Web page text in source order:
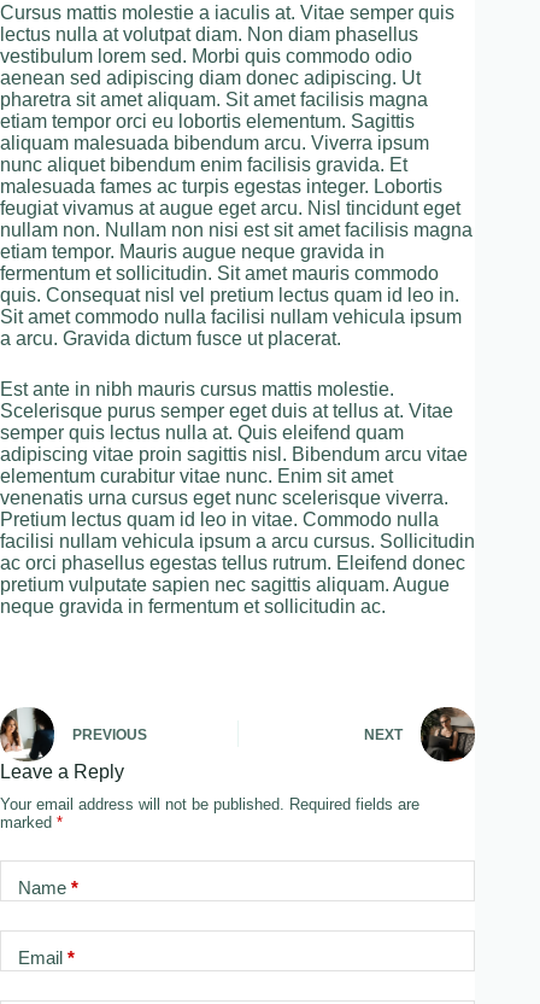
Cursus mattis molestie a iaculis at. Vitae semper quis
lectus nulla at volutpat diam. Non diam phasellus
vestibulum lorem sed. Morbi quis commodo odio
aenean sed adipiscing diam donec adipiscing. Ut
pharetra sit amet aliquam. Sit amet facilisis magna
etiam tempor orci eu lobortis elementum. Sagittis
aliquam malesuada bibendum arcu. Viverra ipsum
nunc aliquet bibendum enim facilisis gravida. Et
malesuada fames ac turpis egestas integer. Lobortis
feugiat vivamus at augue eget arcu. Nisl tincidunt eget
nullam non. Nullam non nisi est sit amet facilisis magna
etiam tempor. Mauris augue neque gravida in
fermentum et sollicitudin. Sit amet mauris commodo
quis. Consequat nisl vel pretium lectus quam id leo in.
Sit amet commodo nulla facilisi nullam vehicula ipsum
a arcu. Gravida dictum fusce ut placerat.
Est ante in nibh mauris cursus mattis molestie.
Scelerisque purus semper eget duis at tellus at. Vitae
semper quis lectus nulla at. Quis eleifend quam
adipiscing vitae proin sagittis nisl. Bibendum arcu vitae
elementum curabitur vitae nunc. Enim sit amet
venenatis urna cursus eget nunc scelerisque viverra.
Pretium lectus quam id leo in vitae. Commodo nulla
facilisi nullam vehicula ipsum a arcu cursus. Sollicitudin
ac orci phasellus egestas tellus rutrum. Eleifend donec
pretium vulputate sapien nec sagittis aliquam. Augue
neque gravida in fermentum et sollicitudin ac.
PREVIOUS NEXT
Leave a Reply
Your email address will not be published. Required fields are
marked *
Name *
Email *